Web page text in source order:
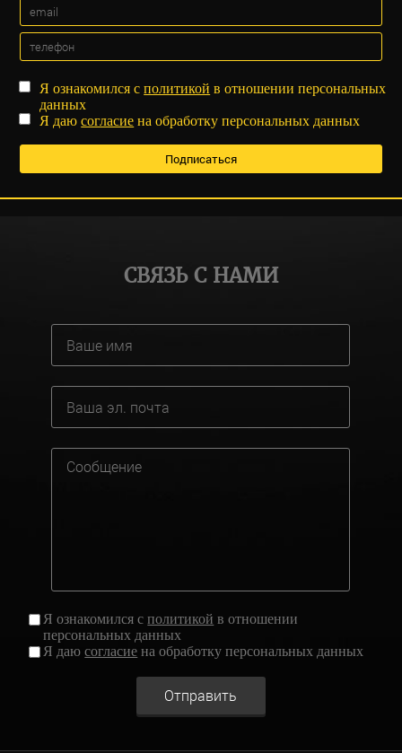
Я ознакомился сполитикой в отношении персональных
данных
Я даюсогласие на обработку персональных данных
СВЯЗЬ С НАМИ
Я ознакомился сполитикой в отношении
персональных данных
Я даюсогласие на обработку персональных данных
Отправить